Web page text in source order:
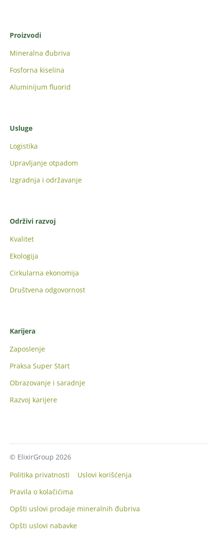
Proizvodi
Mineralna đubriva
Fosforna kiselina
Aluminijum fluorid
Usluge
Logistika
Upravljanje otpadom
Izgradnja i održavanje
Održivi razvoj
Kvalitet
Ekologija
Cirkularna ekonomija
Društvena odgovornost
Karijera
Zaposlenje
Praksa Super Start
Obrazovanje i saradnje
Razvoj karijere
© ElixirGroup 2026
Politika privatnosti
Uslovi korišćenja
Pravila o kolačićima
Opšti uslovi prodaje mineralnih đubriva
Opšti uslovi nabavke